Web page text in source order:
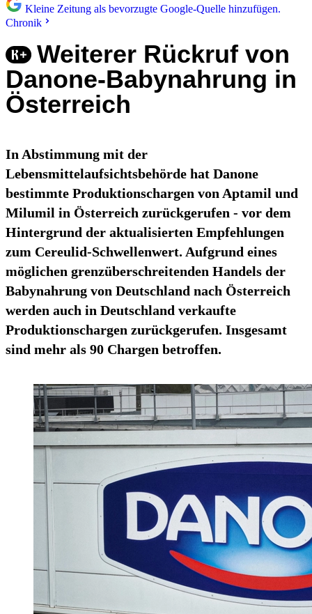
Kleine Zeitung als bevorzugte Google-Quelle hinzufügen.
Chronik
Weiterer Rückruf von
Danone-Babynahrung in
Österreich
In Abstimmung mit der
Lebensmittelaufsichtsbehörde hat Danone
bestimmte Produktionschargen von Aptamil und
Milumil in Österreich zurückgerufen - vor dem
Hintergrund der aktualisierten Empfehlungen
zum Cereulid-Schwellenwert. Aufgrund eines
möglichen grenzüberschreitenden Handels der
Babynahrung von Deutschland nach Österreich
werden auch in Deutschland verkaufte
Produktionschargen zurückgerufen. Insgesamt
sind mehr als 90 Chargen betroffen.